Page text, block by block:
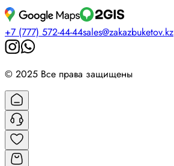
+7 (777) 572-44-44sales@zakazbuketov.kz
© 2025 Все права защищены